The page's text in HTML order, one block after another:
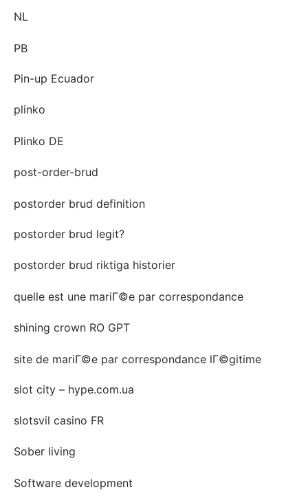
NL
PB
Pin-up Ecuador
plinko
Plinko DE
post-order-brud
postorder brud definition
postorder brud legit?
postorder brud riktiga historier
quelle est une mariГ©e par correspondance
shining crown RO GPT
site de mariГ©e par correspondance lГ©gitime
slot city – hype.com.ua
slotsvil casino FR
Sober living
Software development